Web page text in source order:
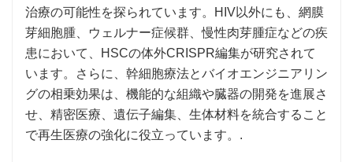
治療の可能性を探られています。HIV以外にも、網膜
芽細胞腫、ウェルナー症候群、慢性肉芽腫症などの疾
患において、HSCの体外CRISPR編集が研究されて
います。さらに、幹細胞療法とバイオエンジニアリン
グの相乗効果は、機能的な組織や臓器の開発を進展さ
せ、精密医療、遺伝子編集、生体材料を統合すること
で再生医療の強化に役立っています。.